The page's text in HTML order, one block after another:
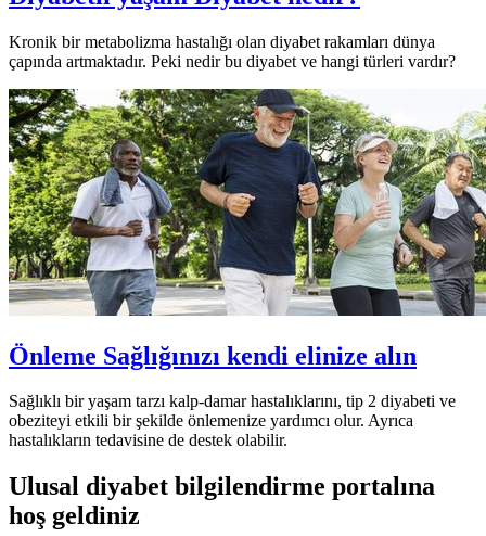
Kronik bir metabolizma hastalığı olan diyabet rakamları dünya
çapında artmaktadır. Peki nedir bu diyabet ve hangi türleri vardır?
Önleme Sağlığınızı kendi elinize alın
Sağlıklı bir yaşam tarzı kalp-damar hastalıklarını, tip 2 diyabeti ve
obeziteyi etkili bir şekilde önlemenize yardımcı olur. Ayrıca
hastalıkların tedavisine de destek olabilir.
Ulusal diyabet bilgilendirme portalına
hoş geldiniz